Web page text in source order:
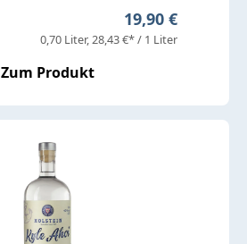
Regulärer Preis:
19,90 €
0,70 Liter 28,43 €* / 1 Liter
Zum Produkt